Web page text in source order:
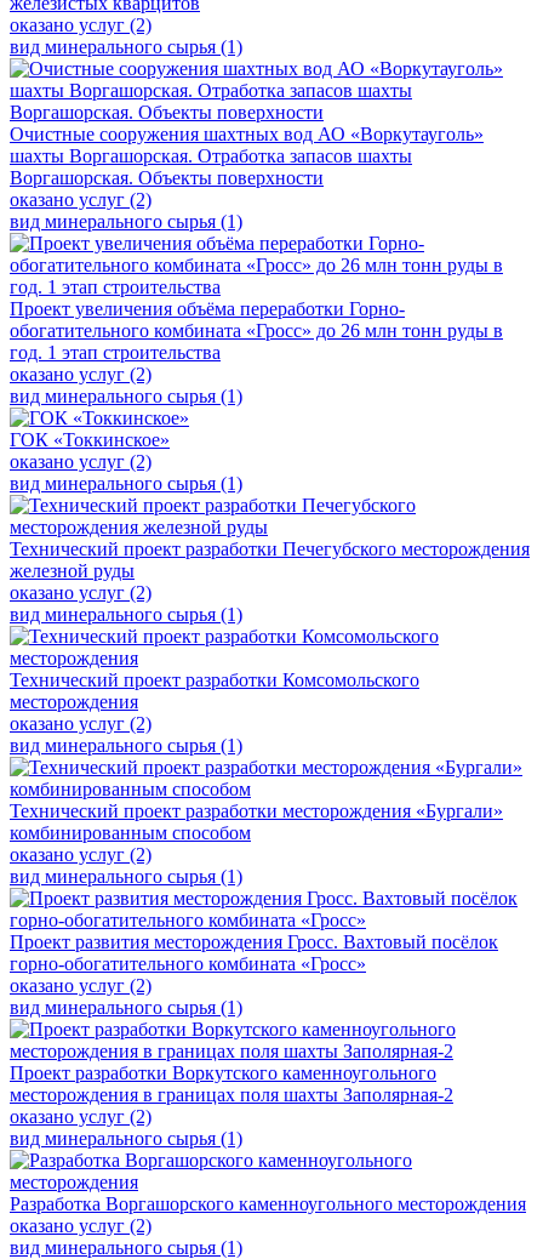
оказано услуг (2)
вид минерального сырья (1)
Очистные сооружения шахтных вод АО «Воркутауголь»
шахты Воргашорская. Отработка запасов шахты
Воргашорская. Объекты поверхности
оказано услуг (2)
вид минерального сырья (1)
Проект увеличения объёма переработки Горно-
обогатительного комбината «Гросс» до 26 млн тонн руды в
год. 1 этап строительства
оказано услуг (2)
вид минерального сырья (1)
ГОК «Токкинское»
оказано услуг (2)
вид минерального сырья (1)
Технический проект разработки Печегубского месторождения
железной руды
оказано услуг (2)
вид минерального сырья (1)
Технический проект разработки Комсомольского
месторождения
оказано услуг (2)
вид минерального сырья (1)
Технический проект разработки месторождения «Бургали»
комбинированным способом
оказано услуг (2)
вид минерального сырья (1)
Проект развития месторождения Гросс. Вахтовый посёлок
горно-обогатительного комбината «Гросс»
оказано услуг (2)
вид минерального сырья (1)
Проект разработки Воркутского каменноугольного
месторождения в границах поля шахты Заполярная-2
оказано услуг (2)
вид минерального сырья (1)
Разработка Воргашорского каменноугольного месторождения
оказано услуг (2)
вид минерального сырья (1)